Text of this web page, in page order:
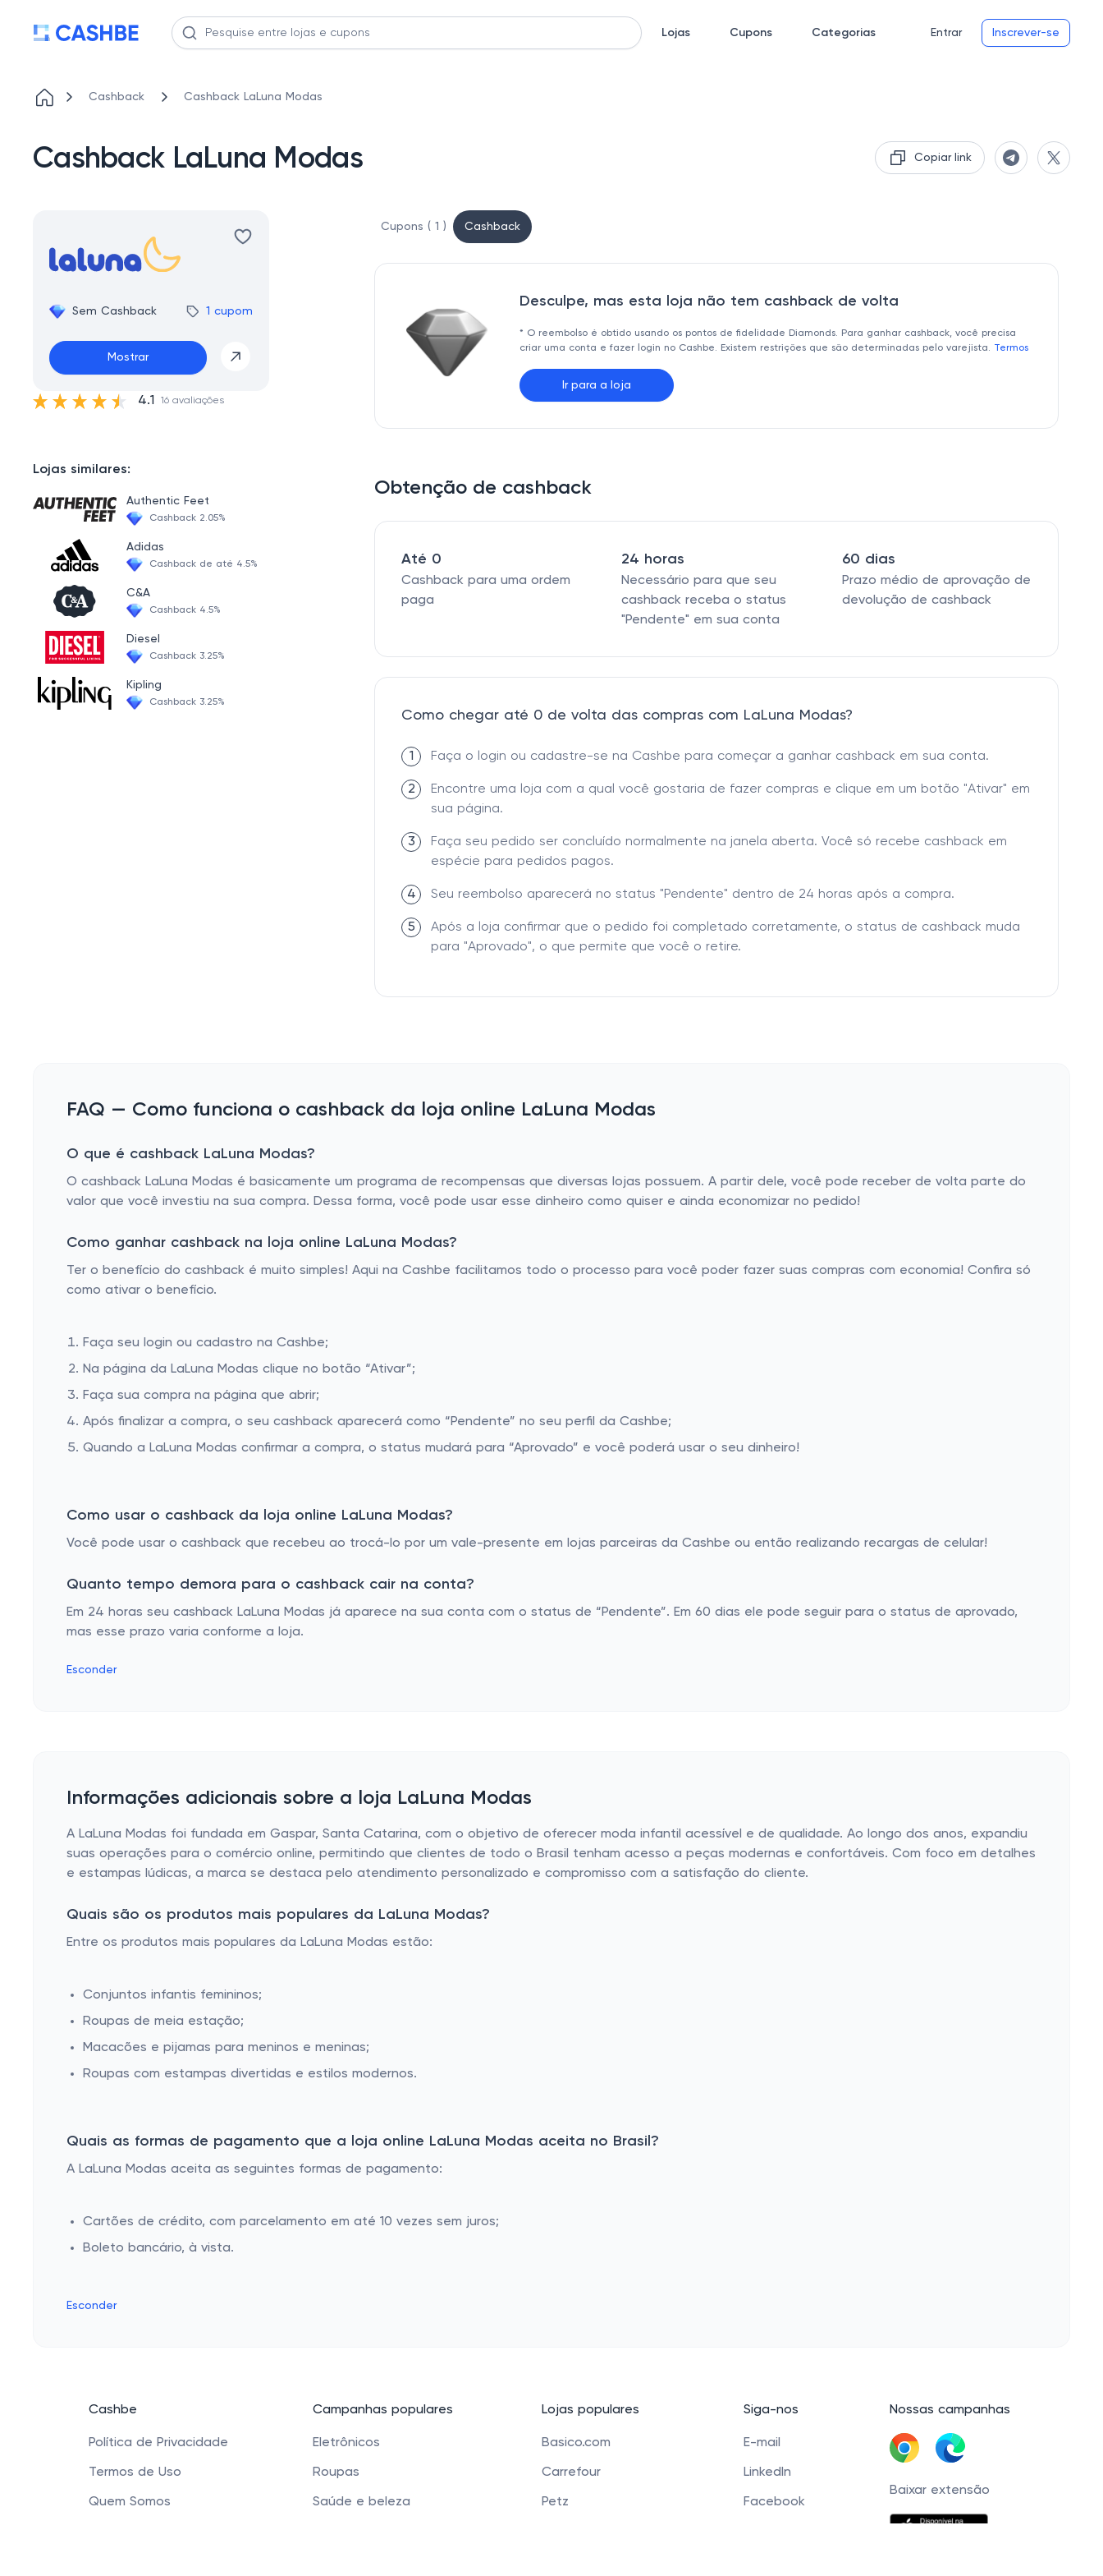
Lojas Cupons Categorias Entrar Inscrever-se
Cashback Cashback LaLuna Modas
Cashback LaLuna Modas Copiar link
Sem Cashback 1 cupom
Mostrar
4.1 16 avaliações
Lojas similares:
Authentic Feet
Cashback 2.05%
Adidas
Cashback de até 4.5%
C&A
Cashback 4.5%
Diesel
Cashback 3.25%
Kipling
Cashback 3.25%
Cupons ( 1 ) Cashback
Desculpe, mas esta loja não tem cashback de volta
* O reembolso é obtido usando os pontos de fidelidade Diamonds. Para ganhar cashback, você precisa
criar uma conta e fazer login no Cashbe. Existem restrições que são determinadas pelo varejista. Termos
Ir para a loja
Obtenção de cashback
Até 0
Cashback para uma ordem
paga
24 horas
Necessário para que seu
cashback receba o status
"Pendente" em sua conta
60 dias
Prazo médio de aprovação de
devolução de cashback
Como chegar até 0 de volta das compras com LaLuna Modas?
1 Faça o login ou cadastre-se na Cashbe para começar a ganhar cashback em sua conta.
2
Encontre uma loja com a qual você gostaria de fazer compras e clique em um botão "Ativar" em
sua página.
3
Faça seu pedido ser concluído normalmente na janela aberta. Você só recebe cashback em
espécie para pedidos pagos.
4 Seu reembolso aparecerá no status "Pendente" dentro de 24 horas após a compra.
5
Após a loja confirmar que o pedido foi completado corretamente, o status de cashback muda
para "Aprovado", o que permite que você o retire.
FAQ — Como funciona o cashback da loja online LaLuna Modas
O que é cashback LaLuna Modas?
O cashback LaLuna Modas é basicamente um programa de recompensas que diversas lojas possuem. A partir dele, você pode receber de volta parte do
valor que você investiu na sua compra. Dessa forma, você pode usar esse dinheiro como quiser e ainda economizar no pedido!
Como ganhar cashback na loja online LaLuna Modas?
Ter o benefício do cashback é muito simples! Aqui na Cashbe facilitamos todo o processo para você poder fazer suas compras com economia! Confira só
como ativar o benefício.
Faça seu login ou cadastro na Cashbe;
Na página da LaLuna Modas clique no botão “Ativar”;
Faça sua compra na página que abrir;
Após finalizar a compra, o seu cashback aparecerá como “Pendente” no seu perfil da Cashbe;
Quando a LaLuna Modas confirmar a compra, o status mudará para “Aprovado” e você poderá usar o seu dinheiro!
Como usar o cashback da loja online LaLuna Modas?
Você pode usar o cashback que recebeu ao trocá-lo por um vale-presente em lojas parceiras da Cashbe ou então realizando recargas de celular!
Quanto tempo demora para o cashback cair na conta?
Em 24 horas seu cashback LaLuna Modas já aparece na sua conta com o status de “Pendente”. Em 60 dias ele pode seguir para o status de aprovado,
mas esse prazo varia conforme a loja.
Esconder
Informações adicionais sobre a loja LaLuna Modas
A LaLuna Modas foi fundada em Gaspar, Santa Catarina, com o objetivo de oferecer moda infantil acessível e de qualidade. Ao longo dos anos, expandiu
suas operações para o comércio online, permitindo que clientes de todo o Brasil tenham acesso a peças modernas e confortáveis. Com foco em detalhes
e estampas lúdicas, a marca se destaca pelo atendimento personalizado e compromisso com a satisfação do cliente.
Quais são os produtos mais populares da LaLuna Modas?
Entre os produtos mais populares da LaLuna Modas estão:
Conjuntos infantis femininos;
Roupas de meia estação;
Macacões e pijamas para meninos e meninas;
Roupas com estampas divertidas e estilos modernos.
Quais as formas de pagamento que a loja online LaLuna Modas aceita no Brasil?
A LaLuna Modas aceita as seguintes formas de pagamento:
Cartões de crédito, com parcelamento em até 10 vezes sem juros;
Boleto bancário, à vista.
Esconder
Cashbe
Política de Privacidade
Termos de Uso
Quem Somos
Campanhas populares
Eletrônicos
Roupas
Saúde e beleza
Lojas populares
Basico.com
Carrefour
Petz
Siga-nos
E-mail
LinkedIn
Facebook
Nossas campanhas
Baixar extensão